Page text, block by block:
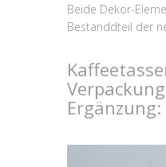
Beide Dekor-
Bestanddteil der
Ergänzung: